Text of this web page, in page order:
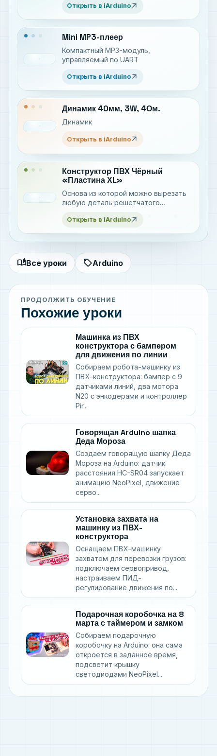
каждого светодиода
Открыть в iArduino arrow_outward
Mini MP3-плеер
Компактный MP3-модуль,
управляемый по UART
Открыть в iArduino arrow_outward
Динамик 40мм, 3W, 4Ом.
Динамик
Открыть в iArduino arrow_outward
Конструктор ПВХ Чёрный
«Пластина XL»
Основа из которой можно вырезать
любую деталь решетчатого
Открыть в iArduino arrow_outward
auto_storiesВсе уроки sellArduino
ПРОДОЛЖИТЬ ОБУЧЕНИЕ
Похожие уроки
Машинка из ПВХ
конструктора с бампером
для движения по линии
Собираем робота-машинку из
ПВХ-конструктора: бампер с 9
датчиками линий, два мотора
N20 с энкодерами и контроллер
Pir...
Говорящая Arduino шапка
Деда Мороза
Создаём говорящую шапку Деда
Мороза на Arduino: датчик
расстояния HC-SR04 запускает
анимацию NeoPixel, движение
серво...
Установка захвата на
машинку из ПВХ-
конструктора
Оснащаем ПВХ-машинку
захватом для перевозки грузов:
подключаем сервопривод,
настраиваем ПИД-
регулирование движения по...
Подарочная коробочка на 8
марта с таймером и замком
Собираем подарочную
коробочку на Arduino: она сама
откроется в заданное время,
подсветит крышку
светодиодами NeoPixel...